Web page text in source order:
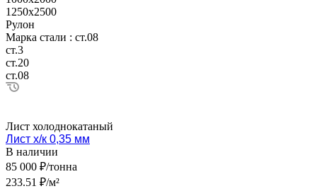
1250х2500
Рулон
Марка стали : ст.08
ст.3
ст.20
ст.08
Лист холоднокатаный
Лист х/к 0,35 мм
В наличии
85 000 ₽/тонна
233.51 ₽/м²